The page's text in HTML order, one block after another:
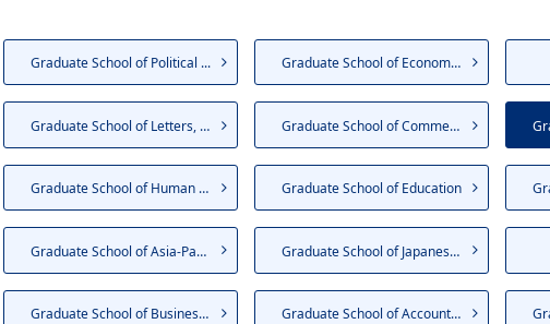
Graduate School of Political ... Graduate School of Economics
Graduate School of Letters, A... Graduate School of Commerce
Graduate School of Human Scie... Graduate School of Education
Graduate School of Asia-Pacif... Graduate School of Japanese A...
Graduate School of Business a... Graduate School of Accountancy